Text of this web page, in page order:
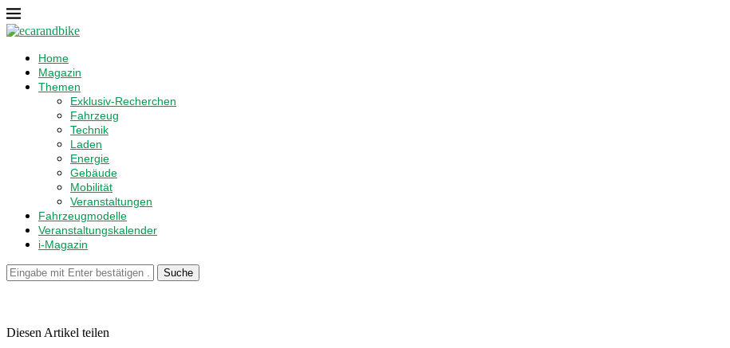
Home
Magazin
Themen
Exklusiv-Recherchen
Fahrzeug
Technik
Laden
Energie
Gebäude
Mobilität
Veranstaltungen
Fahrzeugmodelle
Veranstaltungskalender
i-Magazin
Suche
Diesen Artikel teilen